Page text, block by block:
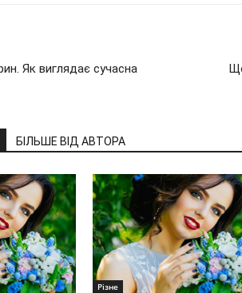
Як виглядає сучасна
БІЛЬШЕ ВІД АВТОРА
Різне